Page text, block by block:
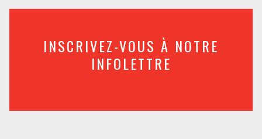
INSCRIVEZ-VOUS À NOTRE
INFOLETTRE